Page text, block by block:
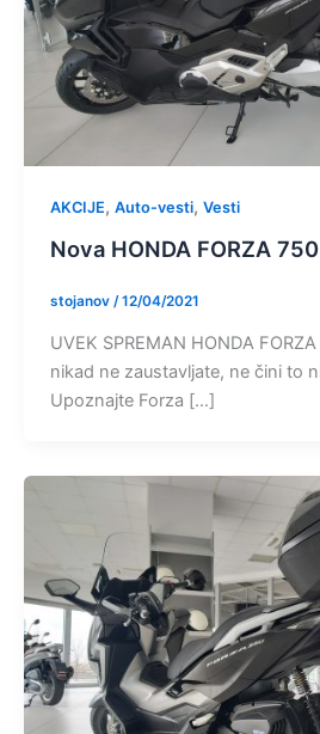
AKCIJE, Auto-vesti, Vesti
Nova HONDA FORZA 750
stojanov /12/04/2021
UVEK SPREMAN HONDA
nikad ne zaustavljate, ne čini to
Upoznajte Forza […]